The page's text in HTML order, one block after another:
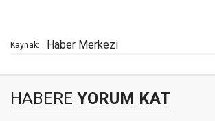
Kaynak: Haber Merkezi
HABERE YORUM KAT